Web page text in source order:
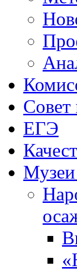
Совет
ЕГЭ
Музеи